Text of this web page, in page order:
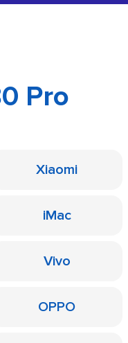
Pro
Xiaomi
iMac
Vivo
OPPO